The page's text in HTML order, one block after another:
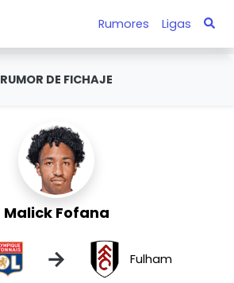
Rumores Ligas
RUMOR DE FICHAJE
Malick Fofana
→ Fulham